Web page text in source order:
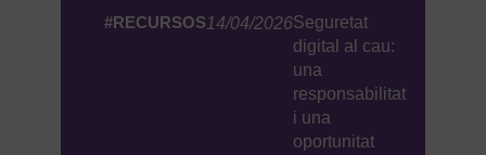
#RECURSOS14/04/2026Seguretat
digital al cau:
una
responsabilitat
i una
oportunitat